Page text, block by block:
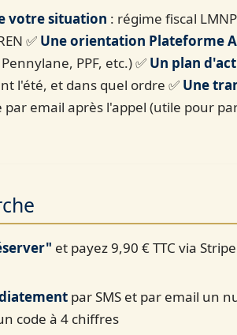
votre situation : régime fiscal
✅ Une orientation Plateforme
PPF, etc.) ✅ Un plan
l'été, et dans quel ordre ✅ Une
email après l'appel (utile pour
et payez 9,90 € TTC via
par SMS et par email un
code à 4 chiffres